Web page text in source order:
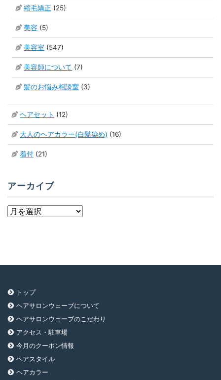
縮毛矯正 (25)
美容 (5)
美容室 (547)
美容師について (7)
髪のお悩み相談室 (3)
ヘアセット (12)
大人のヘアカラー(白髪染め) (16)
着付 (21)
アーカイブ
ア
トップ
ヘアサロンウェーブについて
ヘアサロンウェーブのこだわり
アクセス・駐車場
今月のクーポン情報
ヘアスタイル
ヘアカラー